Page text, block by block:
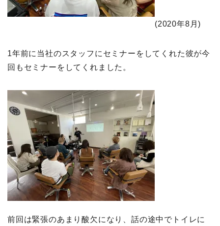
(2020年8月)
1年前に当社のスタッフにセミナーをしてくれた彼が今
回もセミナーをしてくれました。
前回は緊張のあまり酸欠になり、話の途中でトイレに